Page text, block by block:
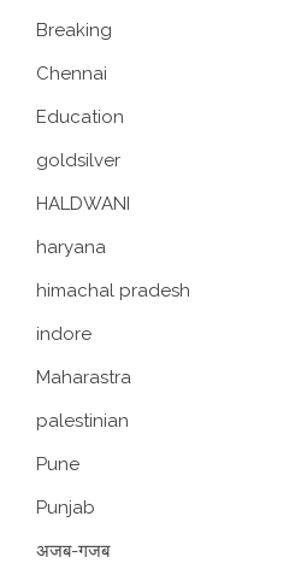
Breaking
Chennai
Education
goldsilver
HALDWANI
haryana
himachal pradesh
indore
Maharastra
palestinian
Pune
Punjab
अजब-गजब